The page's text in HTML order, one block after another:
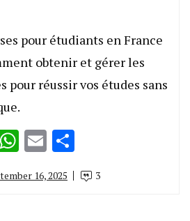
pour étudiants en France
obtenir et gérer les
pour réussir vos études sans
WhatsApp
Email
16, 2025 3